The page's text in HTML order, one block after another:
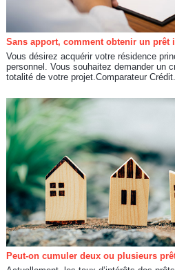
Sans apport, comment obtenir un prêt
Vous désirez acquérir votre résidence
personnel. Vous souhaitez demander un
totalité de votre projet.Comparateur
Peut-on cumuler deux ou plusieurs